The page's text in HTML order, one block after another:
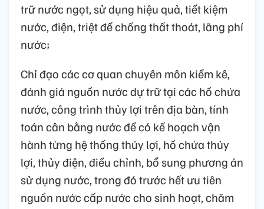
trữ nước ngọt, sử dụng hiệu quả, tiết kiệm
nước, điện, triệt để chống thất thoát, lãng phí
nước;
Chỉ đạo các cơ quan chuyên môn kiểm kê,
đánh giá nguồn nước dự trữ tại các hồ chứa
nước, công trình thủy lợi trên địa bàn, tính
toán cân bằng nước để có kế hoạch vận
hành từng hệ thống thủy lợi, hồ chứa thủy
lợi, thủy điện, điều chỉnh, bổ sung phương án
sử dụng nước, trong đó trước hết ưu tiên
nguồn nước cấp nước cho sinh hoạt, chăm